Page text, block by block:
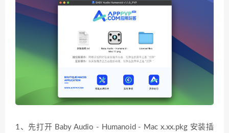
1、先打开 Baby Audio - Humanoid - Mac x.xx.pkg 安装插